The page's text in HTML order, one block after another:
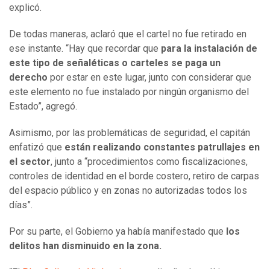
explicó.
De todas maneras, aclaró que el cartel no fue retirado en
ese instante. “Hay que recordar que para la instalación de
este tipo de señaléticas o carteles se paga un
derecho por estar en este lugar, junto con considerar que
este elemento no fue instalado por ningún organismo del
Estado”, agregó.
Asimismo, por las problemáticas de seguridad, el capitán
enfatizó que están realizando constantes patrullajes en
el sector, junto a “procedimientos como fiscalizaciones,
controles de identidad en el borde costero, retiro de carpas
del espacio público y en zonas no autorizadas todos los
días”.
Por su parte, el Gobierno ya había manifestado que los
delitos han disminuido en la zona.